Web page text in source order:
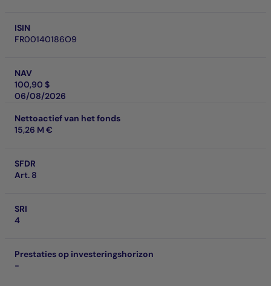
ISIN
FR00140186O9
NAV
100,90 $
06/08/2026
Nettoactief van het fonds
15,26 M €
SFDR
Art. 8
SRI
4
Prestaties op investeringshorizon
-